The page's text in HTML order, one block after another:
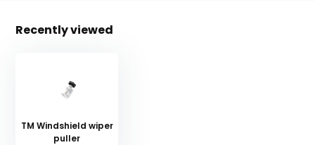
Recently viewed
TM Windshield wiper
puller